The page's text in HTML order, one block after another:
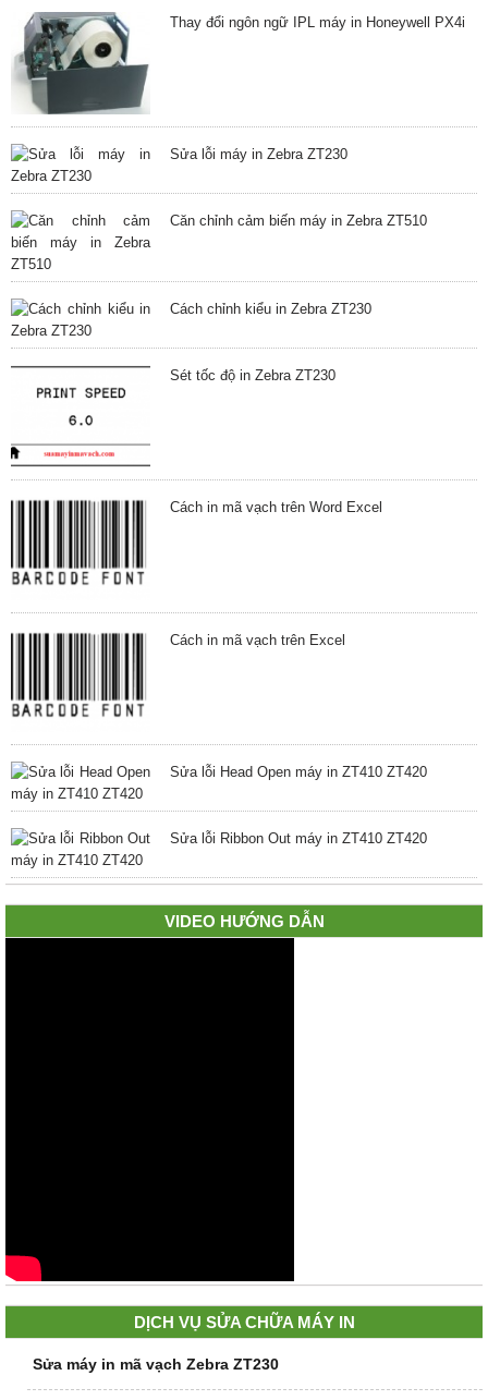
Thay đổi ngôn ngữ IPL máy in Honeywell PX4i
Sửa lỗi máy in Zebra ZT230
Căn chỉnh cảm biến máy in Zebra ZT510
Cách chỉnh kiểu in Zebra ZT230
Sét tốc độ in Zebra ZT230
Cách in mã vạch trên Word Excel
Cách in mã vạch trên Excel
Sửa lỗi Head Open máy in ZT410 ZT420
Sửa lỗi Ribbon Out máy in ZT410 ZT420
VIDEO HƯỚNG DẪN
DỊCH VỤ SỬA CHỮA MÁY IN
Sửa máy in mã vạch Zebra ZT230